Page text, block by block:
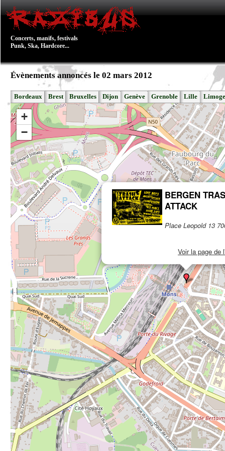
Concerts, manifs, festivals
Punk, Ska, Hardcore...
Évènements annoncés le 02 mars 2012
Bordeaux Brest Bruxelles Dijon Genève Grenoble Lille
BERGEN
ATTACK
Place Leopold 13
Voir la page de
+
−